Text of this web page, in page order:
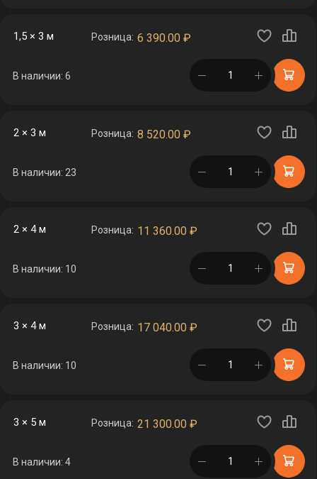
1,5 × 3 м Розница: 6 390.00 ₽
В наличии: 6 в корзине
2 × 3 м Розница: 8 520.00 ₽
В наличии: 23 в корзине
2 × 4 м Розница: 11 360.00 ₽
В наличии: 10 в корзине
3 × 4 м Розница: 17 040.00 ₽
В наличии: 10 в корзине
3 × 5 м Розница: 21 300.00 ₽
В наличии: 4 в корзине